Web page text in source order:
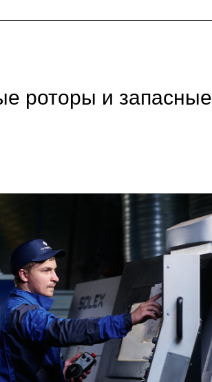
роторы и запасные